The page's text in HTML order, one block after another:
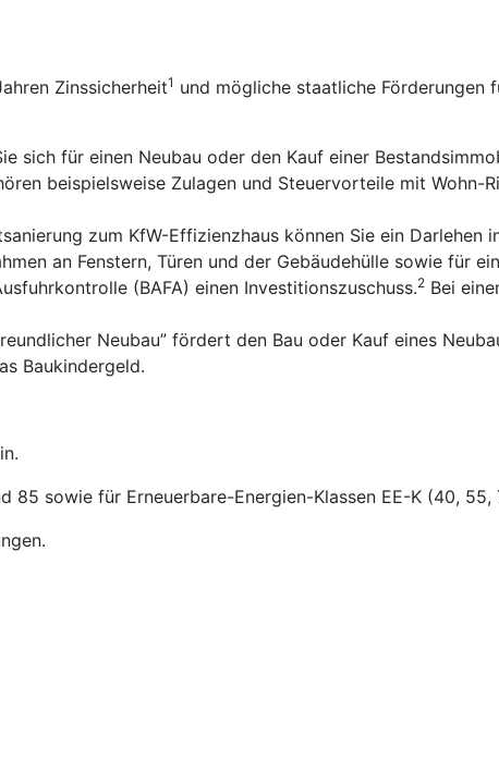
Zinssicherheit1 und mögliche staatliche Förderungen
sich für einen Neubau oder den Kauf einer
beispielsweise Zulagen und Steuervorteile mit Wohn-
zum KfW-Effizienzhaus können Sie ein Darlehen
an Fenstern, Türen und der Gebäudehülle sowie für
(BAFA) einen Investitionszuschuss.2 Bei
Neubau” fördert den Bau oder Kauf eines
Baukindergeld.
sowie für Erneuerbare-Energien-Klassen EE-K (40, 55,